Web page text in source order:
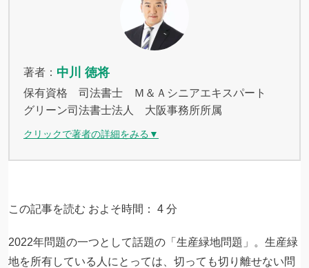
著者： 中川 徳将
保有資格 司法書士 Ｍ＆Ａシニアエキスパート
グリーン司法書士法人 大阪事務所所属
クリックで著者の詳細をみる▼
この記事を読む およそ時間： 4 分
2022年問題の一つとして話題の「生産緑地問題」。生産緑
地を所有している人にとっては、切っても切り離せない問